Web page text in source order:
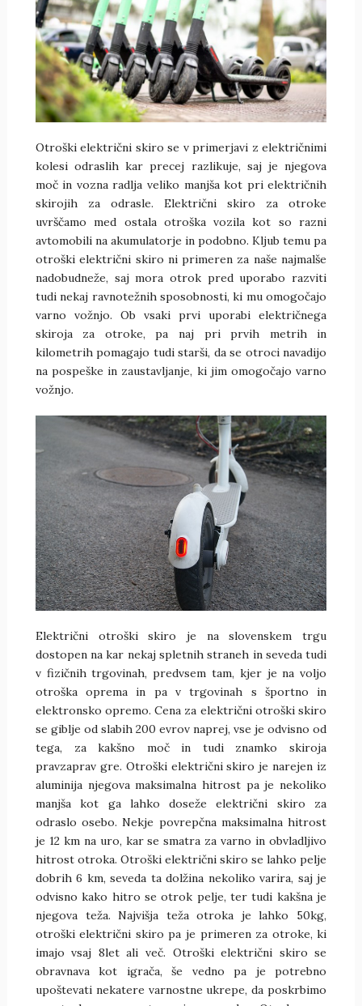
Otroški električni skiro se v primerjavi z električnimi
kolesi odraslih kar precej razlikuje, saj je njegova
moč in vozna radlja veliko manjša kot pri električnih
skirojih za odrasle. Električni skiro za otroke
uvrščamo med ostala otroška vozila kot so razni
avtomobili na akumulatorje in podobno. Kljub temu pa
otroški električni skiro ni primeren za naše najmalše
nadobudneže, saj mora otrok pred uporabo razviti
tudi nekaj ravnotežnih sposobnosti, ki mu omogočajo
varno vožnjo. Ob vsaki prvi uporabi električnega
skiroja za otroke, pa naj pri prvih metrih in
kilometrih pomagajo tudi starši, da se otroci navadijo
na pospeške in zaustavljanje, ki jim omogočajo varno
vožnjo.
Električni otroški skiro je na slovenskem trgu
dostopen na kar nekaj spletnih straneh in seveda tudi
v fizičnih trgovinah, predvsem tam, kjer je na voljo
otroška oprema in pa v trgovinah s športno in
elektronsko opremo. Cena za električni otroški skiro
se giblje od slabih 200 evrov naprej, vse je odvisno od
tega, za kakšno moč in tudi znamko skiroja
pravzaprav gre. Otroški električni skiro je narejen iz
aluminija njegova maksimalna hitrost pa je nekoliko
manjša kot ga lahko doseže električni skiro za
odraslo osebo. Nekje povrepčna maksimalna hitrost
je 12 km na uro, kar se smatra za varno in obvladljivo
hitrost otroka. Otroški električni skiro se lahko pelje
dobrih 6 km, seveda ta dolžina nekoliko varira, saj je
odvisno kako hitro se otrok pelje, ter tudi kakšna je
njegova teža. Najvišja teža otroka je lahko 50kg,
otroški električni skiro pa je primeren za otroke, ki
imajo vsaj 8let ali več. Otroški električni skiro se
obravnava kot igrača, še vedno pa je potrebno
upoštevati nekatere varnostne ukrepe, da poskrbimo